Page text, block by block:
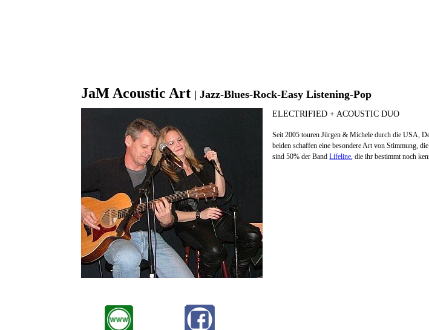
JaM Acoustic Art | Jazz-Blues-Rock-Easy Listening-Pop
ELECTRIFIED + ACOUSTIC DUO
Seit 2005 touren Jürgen & Michele durch die USA,
beiden schaffen eine besondere Art von Stimmung,
sind 50% der BandLifeline, die ihr bestimmt noch